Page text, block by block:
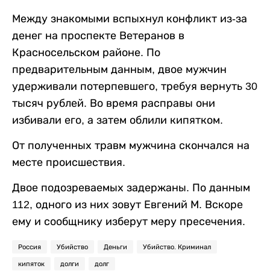
Между знакомыми вспыхнул конфликт из-за
денег на проспекте Ветеранов в
Красносельском районе. По
предварительным данным, двое мужчин
удерживали потерпевшего, требуя вернуть 30
тысяч рублей. Во время расправы они
избивали его, а затем облили кипятком.
От полученных травм мужчина скончался на
месте происшествия.
Двое подозреваемых задержаны. По данным
112, одного из них зовут Евгений М. Вскоре
ему и сообщнику изберут меру пресечения.
Россия Убийство Деньги Убийство. Криминал
кипяток долги долг